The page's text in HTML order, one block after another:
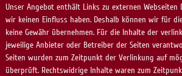
Unser Angebot enthält Links zu externen
wir keinen Einfluss haben. Deshalb können wir für
keine Gewähr übernehmen. Für die Inhalte der
jeweilige Anbieter oder Betreiber der Seiten
Seiten wurden zum Zeitpunkt der Verlinkung auf
überprüft. Rechtswidrige Inhalte waren zum